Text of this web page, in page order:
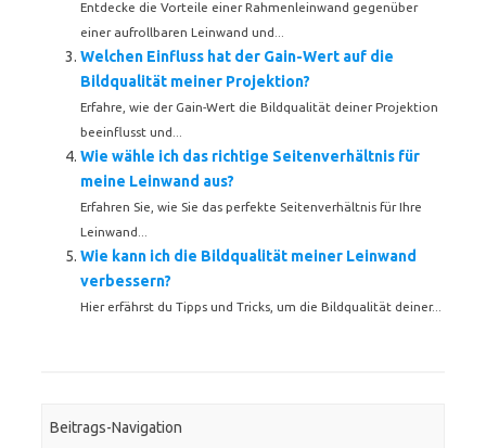
Entdecke die Vorteile einer Rahmenleinwand gegenüber
einer aufrollbaren Leinwand und...
Welchen Einfluss hat der Gain-Wert auf die
Bildqualität meiner Projektion?
Erfahre, wie der Gain-Wert die Bildqualität deiner Projektion
beeinflusst und...
Wie wähle ich das richtige Seitenverhältnis für
meine Leinwand aus?
Erfahren Sie, wie Sie das perfekte Seitenverhältnis für Ihre
Leinwand...
Wie kann ich die Bildqualität meiner Leinwand
verbessern?
Hier erfährst du Tipps und Tricks, um die Bildqualität deiner...
Beitrags-Navigation